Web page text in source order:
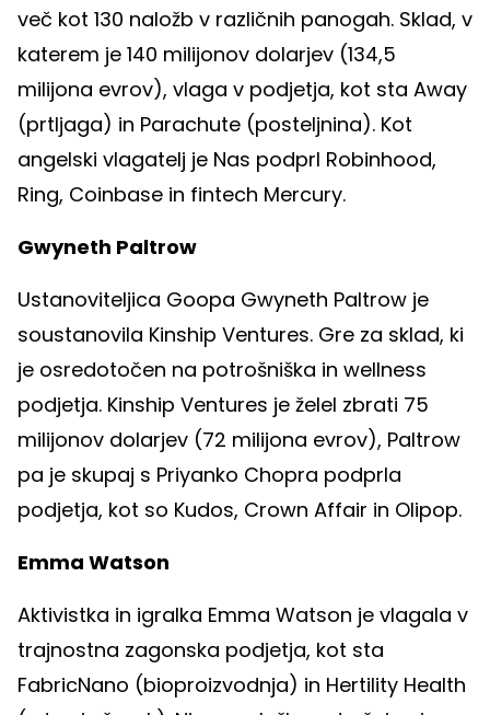
več kot 130 naložb v različnih panogah. Sklad, v
katerem je 140 milijonov dolarjev (134,5
milijona evrov), vlaga v podjetja, kot sta Away
(prtljaga) in Parachute (posteljnina). Kot
angelski vlagatelj je Nas podprl Robinhood,
Ring, Coinbase in fintech Mercury.
Gwyneth Paltrow
Ustanoviteljica Goopa Gwyneth Paltrow je
soustanovila Kinship Ventures. Gre za sklad, ki
je osredotočen na potrošniška in wellness
podjetja. Kinship Ventures je želel zbrati 75
milijonov dolarjev (72 milijona evrov), Paltrow
pa je skupaj s Priyanko Chopra podprla
podjetja, kot so Kudos, Crown Affair in Olipop.
Emma Watson
Aktivistka in igralka Emma Watson je vlagala v
trajnostna zagonska podjetja, kot sta
FabricNano (bioproizvodnja) in Hertility Health